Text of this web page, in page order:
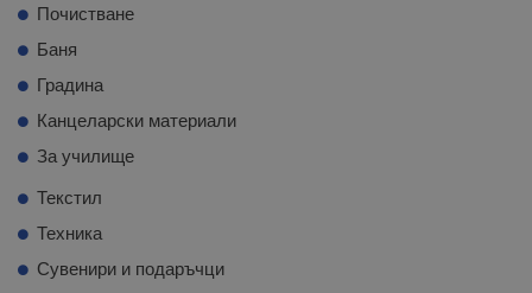
Почистване
Баня
Градина
Канцеларски материали
За училище
Текстил
Техника
Сувенири и подаръчци